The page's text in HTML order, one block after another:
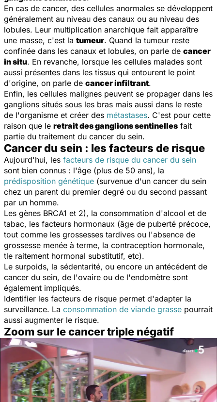
En cas de cancer, des cellules anormales se développent
généralement au niveau des canaux ou au niveau des
lobules. Leur multiplication anarchique fait apparaître
une masse, c'est la tumeur. Quand la tumeur reste
confinée dans les canaux et lobules, on parle de cancer
in situ. En revanche, lorsque les cellules malades sont
aussi présentes dans les tissus qui entourent le point
d'origine, on parle de cancer infiltrant.
Enfin, les cellules malignes peuvent se propager dans les
ganglions situés sous les bras mais aussi dans le reste
de l'organisme et créer des métastases. C'est pour cette
raison que le retrait des ganglions sentinelles fait
partie du traitement du cancer du sein.
Cancer du sein : les facteurs de risque
Aujourd'hui, les facteurs de risque du cancer du sein
sont bien connus : l'âge (plus de 50 ans), la
prédisposition génétique (survenue d'un cancer du sein
chez un parent du premier degré ou du second passant
par un homme.
Les gènes BRCA1 et 2), la consommation d'alcool et de
tabac, les facteurs hormonaux (âge de puberté précoce,
tout comme les grossesses tardives ou l'absence de
grossesse menée à terme, la contraception hormonale,
tle raitement hormonal substitutif, etc).
Le surpoids, la sédentarité, ou encore un antécédent de
cancer du sein, de l'ovaire ou de l'endomètre sont
également impliqués.
Identifier les facteurs de risque permet d'adapter la
surveillance. La consommation de viande grasse pourrait
aussi augmenter le risque.
Zoom sur le cancer triple négatif